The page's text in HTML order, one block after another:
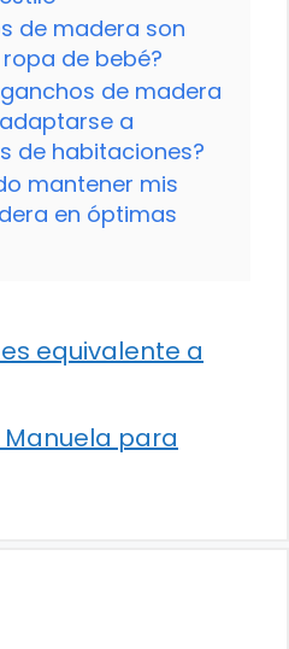
de madera son
de bebé?
de madera
a
de habitaciones?
mantener mis
en óptimas
equivalente a
para